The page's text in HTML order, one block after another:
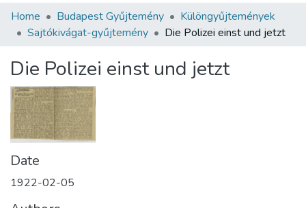
Communities & Collections
Statistics
About us
Home Budapest Gyűjtemény
Különgyűjtemények
Sajtókivágat-gyűjtemény
Die Polizei einst und jetzt
Die Polizei einst und jetzt
Date
1922-02-05